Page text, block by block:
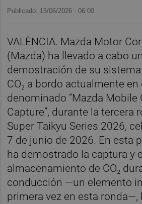
Publicado: 15/06/2026 ·06:00
VALÈNCIA. Mazda Motor
(Mazda) ha llevado a cabo
demostración de su
CO₂ a bordo actualmente en
denominado “Mazda Mobile
Capture”, durante la tercera
Super Taikyu Series 2026,
7 de junio de 2026. En esta
ha demostrado la captura y el
almacenamiento de CO₂
conducción —un elemento
primera vez en esta ronda—,